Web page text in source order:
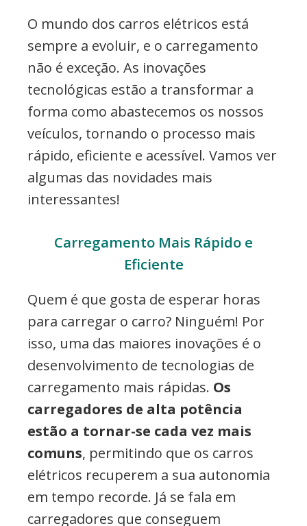
O mundo dos carros elétricos está
sempre a evoluir, e o carregamento
não é exceção. As inovações
tecnológicas estão a transformar a
forma como abastecemos os nossos
veículos, tornando o processo mais
rápido, eficiente e acessível. Vamos ver
algumas das novidades mais
interessantes!
Carregamento Mais Rápido e
Eficiente
Quem é que gosta de esperar horas
para carregar o carro? Ninguém! Por
isso, uma das maiores inovações é o
desenvolvimento de tecnologias de
carregamento mais rápidas. Os
carregadores de alta potência
estão a tornar-se cada vez mais
comuns, permitindo que os carros
elétricos recuperem a sua autonomia
em tempo recorde. Já se fala em
carregadores que conseguem